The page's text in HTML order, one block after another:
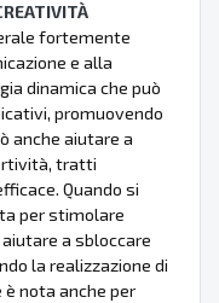
fortemente
e alla
dinamica che può
promuovendo
anche aiutare a
tratti
Quando si
per stimolare
a sbloccare
la realizzazione di
nota anche per